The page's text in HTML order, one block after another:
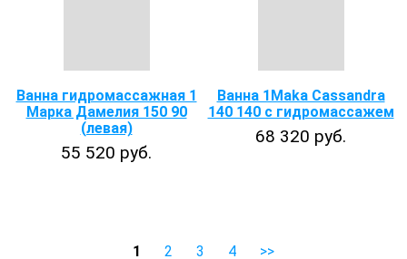
Ванна гидромассажная 1
Марка Дамелия 150 90
(левая)
55 520 руб.
Ванна 1Maka Cassandra
140 140 с гидромассажем
68 320 руб.
1 2 3 4 >>